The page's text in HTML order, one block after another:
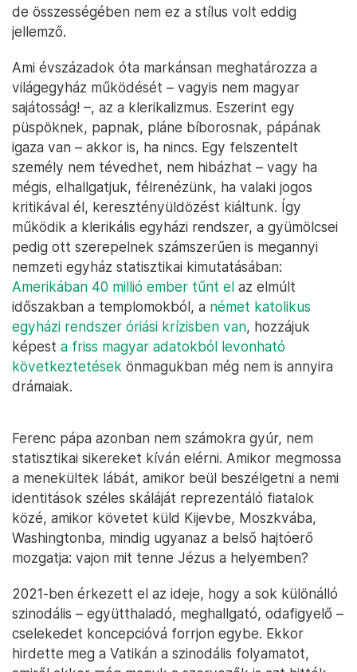
de összességében nem ez a stílus volt eddig
jellemző.
Ami évszázadok óta markánsan meghatározza a
világegyház működését – vagyis nem magyar
sajátosság! –, az a klerikalizmus. Eszerint egy
püspöknek, papnak, pláne bíborosnak, pápának
igaza van – akkor is, ha nincs. Egy felszentelt
személy nem tévedhet, nem hibázhat – vagy ha
mégis, elhallgatjuk, félrenézünk, ha valaki jogos
kritikával él, keresztényüldözést kiáltunk. Így
működik a klerikális egyházi rendszer, a gyümölcsei
pedig ott szerepelnek számszerűen is megannyi
nemzeti egyház statisztikai kimutatásában:
Amerikában 40 millió ember tűnt el az elmúlt
időszakban a templomokból, a német katolikus
egyházi rendszer óriási krízisben van, hozzájuk
képest a friss magyar adatokból levonható
következtetések önmagukban még nem is annyira
drámaiak.
Ferenc pápa azonban nem számokra gyúr, nem
statisztikai sikereket kíván elérni. Amikor megmossa
a menekültek lábát, amikor beül beszélgetni a nemi
identitások széles skáláját reprezentáló fiatalok
közé, amikor követet küld Kijevbe, Moszkvába,
Washingtonba, mindig ugyanaz a belső hajtóerő
mozgatja: vajon mit tenne Jézus a helyemben?
2021-ben érkezett el az ideje, hogy a sok különálló
szinodális – együtthaladó, meghallgató, odafigyelő –
cselekedet koncepcióvá forrjon egybe. Ekkor
hirdette meg a Vatikán a szinodális folyamatot,